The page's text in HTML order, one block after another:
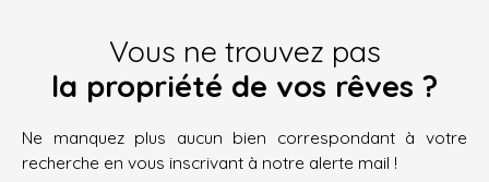
Vous ne trouvez pas
la propriété de vos rêves ?
Ne manquez plus aucun bien correspondant à votre
recherche en vous inscrivant à notre alerte mail !